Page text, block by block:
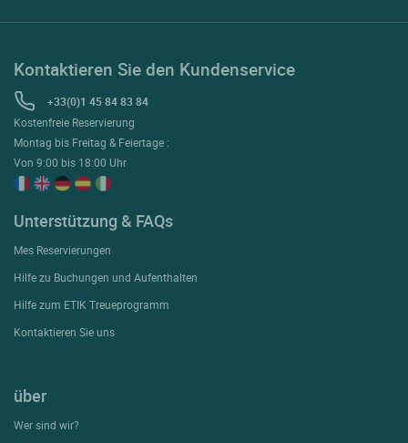
Kontaktieren Sie den Kundenservice
+33(0)1 45 84 83 84
Kostenfreie Reservierung
Montag bis Freitag & Feiertage :
Von 9:00 bis 18:00 Uhr
Unterstützung & FAQs
Mes Reservierungen
Hilfe zu Buchungen und Aufenthalten
Hilfe zum ETIK Treueprogramm
Kontaktieren Sie uns
über
Wer sind wir?